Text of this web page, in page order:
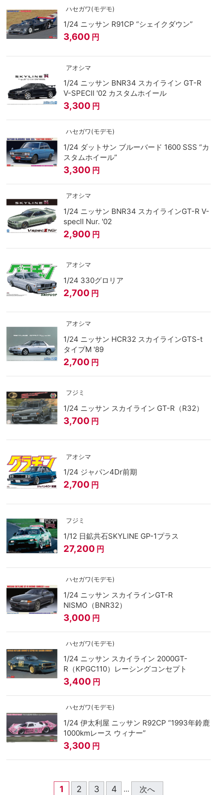
ハセガワ(モデモ)
1/24 ニッサン R91CP “シェイクダウン”
3,600 円
アオシマ
1/24 ニッサン BNR34 スカイライン GT-R
V-SPECⅡ '02 カスタムホイール
3,300 円
ハセガワ(モデモ)
1/24 ダットサン ブルーバード 1600 SSS “カ
スタムホイール”
3,300 円
アオシマ
1/24 ニッサン BNR34 スカイラインGT-R V-
specⅡ Nur. '02
2,900 円
アオシマ
1/24 330グロリア
2,700 円
アオシマ
1/24 ニッサン HCR32 スカイラインGTS-t
タイプM '89
2,700 円
フジミ
1/24 ニッサン スカイライン GT-R（R32）
3,700 円
アオシマ
1/24 ジャパン4Dr前期
2,700 円
フジミ
1/12 日鉱共石SKYLINE GP-1プラス
27,200 円
ハセガワ(モデモ)
1/24 ニッサン スカイラインGT-R
NISMO（BNR32）
3,000 円
ハセガワ(モデモ)
1/24 ニッサン スカイライン 2000GT-
R（KPGC110）レーシングコンセプト
3,400 円
ハセガワ(モデモ)
1/24 伊太利屋 ニッサン R92CP “1993年鈴鹿
1000kmレース ウィナー”
3,300 円
1 2 3 4 ... 次へ